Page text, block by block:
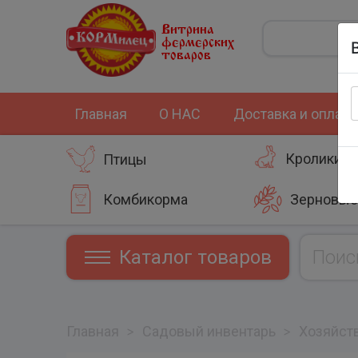
Витрина
фермерских
товаров
Главная О НАС Доставка и оплата
Птицы Кролики
Комбикорма Зерновые
Каталог товаров